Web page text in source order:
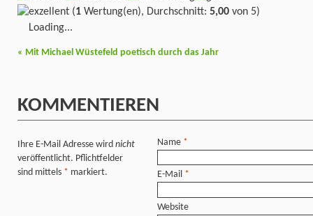
(1 Wertung(en), Durchschnitt: 5,00 von 5)
Loading...
« Mit Michael Wüstefeld poetisch durch das Jahr
KOMMENTIEREN
Ihre E-Mail Adresse wird nicht
veröffentlicht. Pflichtfelder
sind mittels * markiert.
Name *
E-Mail *
Website